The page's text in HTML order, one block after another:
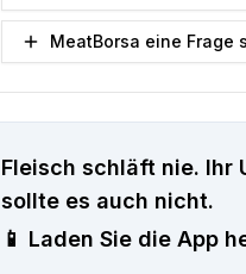
MeatBorsa eine Frage
Fleisch schläft nie. Ihr
sollte es auch nicht.
📱 Laden Sie die App